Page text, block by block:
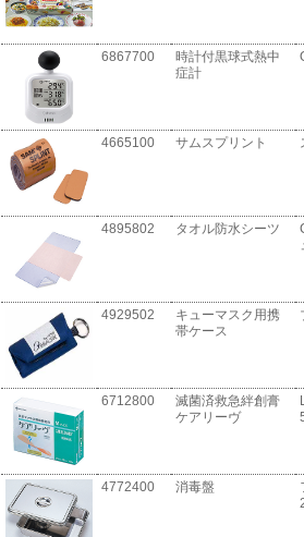
6867700
時計付黒球式熱中
症計
4665100 サムスプリント
4895802 タオル防水シーツ
4929502
キューマスク用携
帯ケース
6712800
滅菌済救急絆創膏
ケアリーヴ
4772400 消毒盤